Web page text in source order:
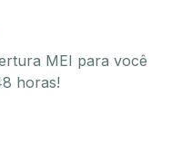
MEI para você
horas!